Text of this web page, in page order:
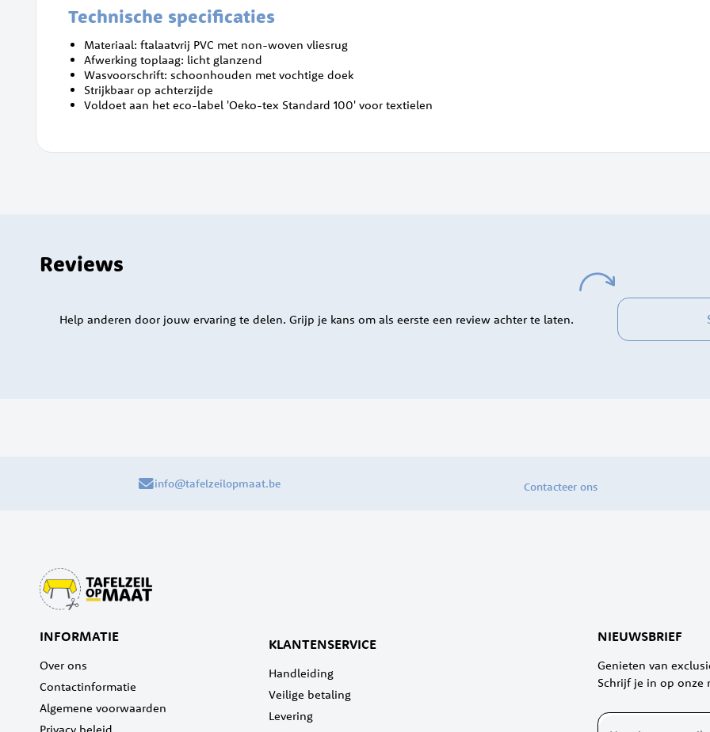
Technische specificaties
Materiaal: ftalaatvrij PVC met non-woven vliesrug
Afwerking toplaag: licht glanzend
Wasvoorschrift: schoonhouden met vochtige doek
Strijkbaar op achterzijde
Voldoet aan het eco-label 'Oeko-tex Standard 100' voor textielen
Reviews
Help anderen door jouw ervaring te delen. Grijp je kans om als eerste een review achter te laten.
info@tafelzeilopmaat.be Contacteer ons
NIEUWSBRIEF
Genieten van
Schrijf je in op onze
Abonneer
INFORMATIE
Over ons
Contactinformatie
Algemene voorwaarden
Privacy beleid
KLANTENSERVICE
Handleiding
Veilige betaling
Levering